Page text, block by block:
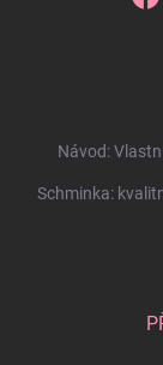
Návod:
Schminka: